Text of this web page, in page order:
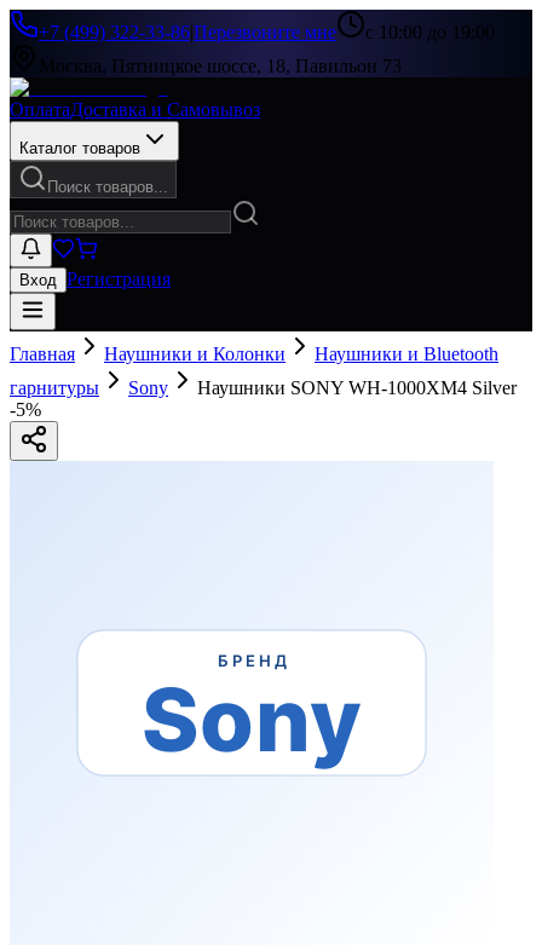
+7 (499) 322-33-86|Перезвоните мне
с 10:00 до 19:00
Москва, Пятницкое шоссе, 18, Павильон 73
ОплатаДоставка и Самовывоз
Каталог товаров
Поиск товаров...
Вход Регистрация
Главная Наушники и Колонки
Наушники и Bluetooth
гарнитуры
Sony
Наушники SONY WH-1000XM4 Silver
-5%